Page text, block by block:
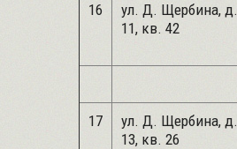
16
ул. Д. Щербина, д.
11, кв. 42
17
ул. Д. Щербина, д.
13, кв. 26